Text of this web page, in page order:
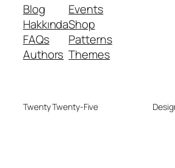
Blog
Hakkında
FAQs
Authors
Events
Shop
Patterns
Themes
Twenty Twenty-Five